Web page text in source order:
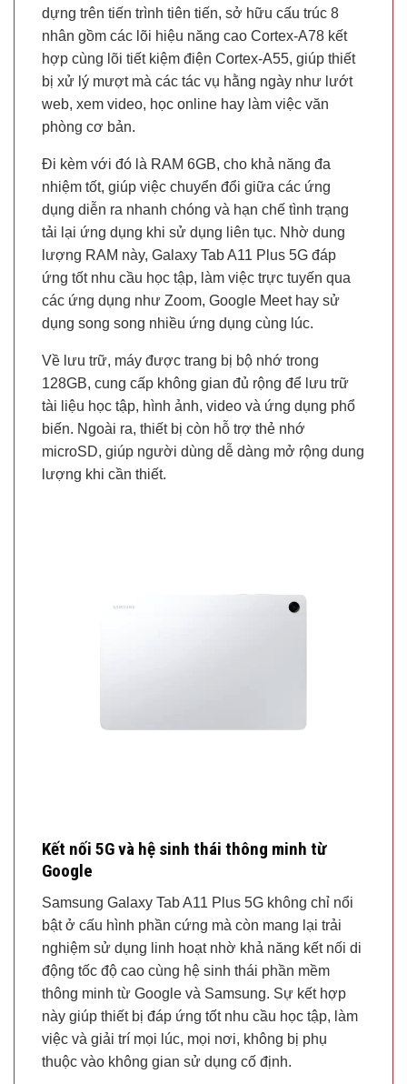
dựng trên tiến trình tiên tiến, sở hữu cấu trúc 8
nhân gồm các lõi hiệu năng cao Cortex-A78 kết
hợp cùng lõi tiết kiệm điện Cortex-A55, giúp thiết
bị xử lý mượt mà các tác vụ hằng ngày như lướt
web, xem video, học online hay làm việc văn
phòng cơ bản.
Đi kèm với đó là RAM 6GB, cho khả năng đa
nhiệm tốt, giúp việc chuyển đổi giữa các ứng
dụng diễn ra nhanh chóng và hạn chế tình trạng
tải lại ứng dụng khi sử dụng liên tục. Nhờ dung
lượng RAM này, Galaxy Tab A11 Plus 5G đáp
ứng tốt nhu cầu học tập, làm việc trực tuyến qua
các ứng dụng như Zoom, Google Meet hay sử
dụng song song nhiều ứng dụng cùng lúc.
Về lưu trữ, máy được trang bị bộ nhớ trong
128GB, cung cấp không gian đủ rộng để lưu trữ
tài liệu học tập, hình ảnh, video và ứng dụng phổ
biến. Ngoài ra, thiết bị còn hỗ trợ thẻ nhớ
microSD, giúp người dùng dễ dàng mở rộng dung
lượng khi cần thiết.
Kết nối 5G và hệ sinh thái thông minh từ
Google
Samsung Galaxy Tab A11 Plus 5G không chỉ nổi
bật ở cấu hình phần cứng mà còn mang lại trải
nghiệm sử dụng linh hoạt nhờ khả năng kết nối di
động tốc độ cao cùng hệ sinh thái phần mềm
thông minh từ Google và Samsung. Sự kết hợp
này giúp thiết bị đáp ứng tốt nhu cầu học tập, làm
việc và giải trí mọi lúc, mọi nơi, không bị phụ
thuộc vào không gian sử dụng cố định.